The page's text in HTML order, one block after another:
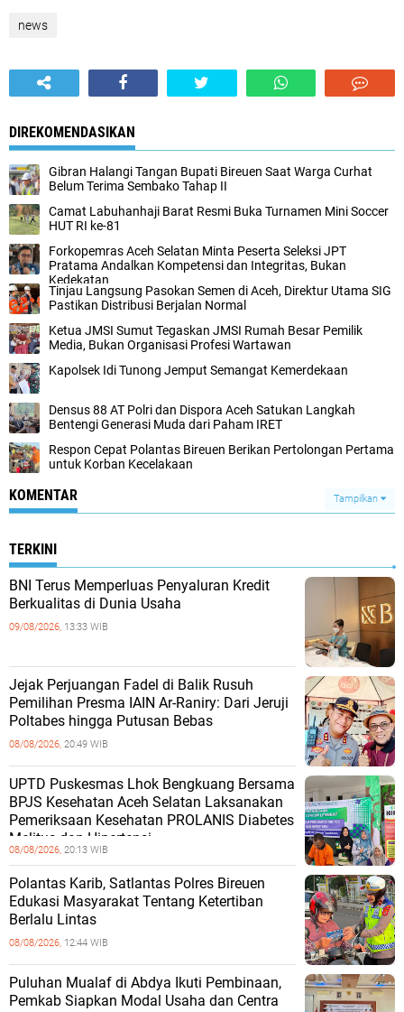
news
DIREKOMENDASIKAN
Gibran Halangi Tangan Bupati Bireuen Saat Warga Curhat
Belum Terima Sembako Tahap II
Camat Labuhanhaji Barat Resmi Buka Turnamen Mini Soccer
HUT RI ke-81
Forkopemras Aceh Selatan Minta Peserta Seleksi JPT
Pratama Andalkan Kompetensi dan Integritas, Bukan
Kedekatan
‎Tinjau Langsung Pasokan Semen di Aceh, ‎Direktur Utama SIG
Pastikan Distribusi Berjalan Normal ‎
Ketua JMSI Sumut Tegaskan JMSI Rumah Besar Pemilik
Media, Bukan Organisasi Profesi Wartawan
Kapolsek Idi Tunong Jemput Semangat Kemerdekaan
Densus 88 AT Polri dan Dispora Aceh Satukan Langkah
Bentengi Generasi Muda dari Paham IRET
Respon Cepat Polantas Bireuen Berikan Pertolongan Pertama
untuk Korban Kecelakaan
KOMENTAR Tampilkan
TERKINI
BNI Terus Memperluas Penyaluran Kredit
Berkualitas di Dunia Usaha
09/08/2026, 13:33 WIB
Jejak Perjuangan Fadel di Balik Rusuh
Pemilihan Presma IAIN Ar-Raniry: Dari Jeruji
Poltabes hingga Putusan Bebas
08/08/2026, 20:49 WIB
UPTD Puskesmas Lhok Bengkuang Bersama
BPJS Kesehatan Aceh Selatan Laksanakan
Pemeriksaan Kesehatan PROLANIS Diabetes
Melitus dan Hipertensi
08/08/2026, 20:13 WIB
Polantas Karib, Satlantas Polres Bireuen
Edukasi Masyarakat Tentang Ketertiban
Berlalu Lintas
08/08/2026, 12:44 WIB
Puluhan Mualaf di Abdya Ikuti Pembinaan,
Pemkab Siapkan Modal Usaha dan Centra